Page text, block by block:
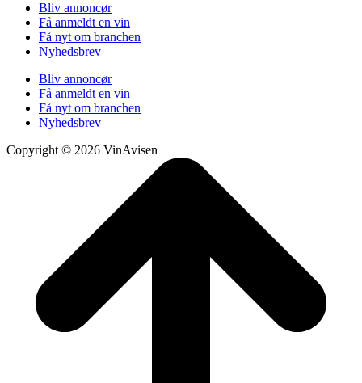
Bliv annoncør
Få anmeldt en vin
Få nyt om branchen
Nyhedsbrev
Bliv annoncør
Få anmeldt en vin
Få nyt om branchen
Nyhedsbrev
Copyright © 2026 VinAvisen